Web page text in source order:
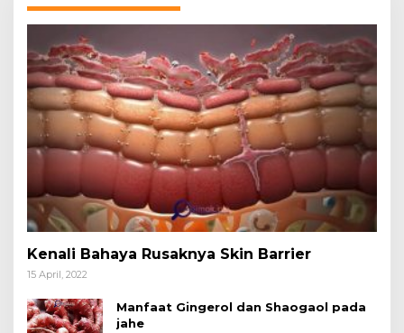
Kenali Bahaya Rusaknya Skin Barrier
15 April, 2022
Manfaat Gingerol dan Shaogaol pada
jahe